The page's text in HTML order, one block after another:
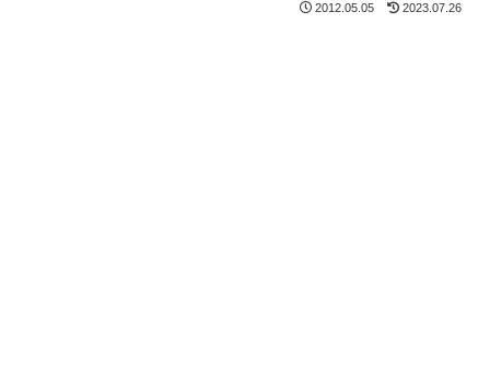
2012.05.05 2023.07.26